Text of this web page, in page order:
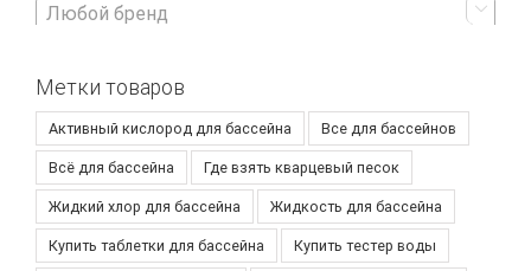
Любой бренд 
Метки товаров
Активный кислород для бассейна Все для бассейнов
Всё для бассейна Где взять кварцевый песок
Жидкий хлор для бассейна Жидкость для бассейна
Купить таблетки для бассейна Купить тестер воды